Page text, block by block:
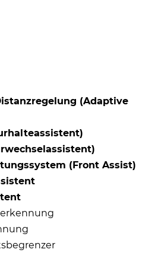
(Adaptive
(Front Assist)